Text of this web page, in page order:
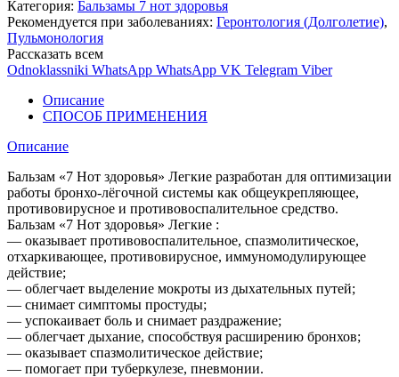
Категория: Бальзамы 7 нот здоровья
Рекомендуется при заболеваниях: Геронтология (Долголетие),
Пульмонология
Рассказать всем
Odnoklassniki WhatsApp WhatsApp VK Telegram Viber
Описание
СПОСОБ ПРИМЕНЕНИЯ
Описание
Бальзам «7 Нот здоровья» Легкие разработан для оптимизации
работы бронхо-лёгочной системы как общеукрепляющее,
противовирусное и противовоспалительное средство.
Бальзам «7 Нот здоровья» Легкие :
— оказывает противовоспалительное, спазмолитическое,
отхаркивающее, противовирусное, иммуномодулирующее
действие;
— облегчает выделение мокроты из дыхательных путей;
— снимает симптомы простуды;
— успокаивает боль и снимает раздражение;
— облегчает дыхание, способствуя расширению бронхов;
— оказывает спазмолитическое действие;
— помогает при туберкулезе, пневмонии.